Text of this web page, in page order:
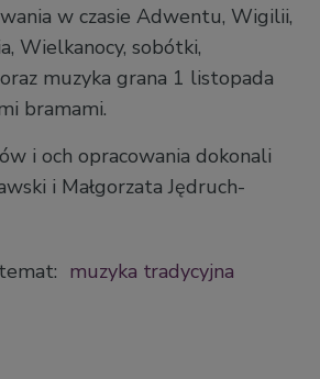
w czasie Adwentu, Wigilii,
Wielkanocy, sobótki,
muzyka grana 1 listopada
bramami.
i och opracowania dokonali
i Małgorzata Jędruch-
muzyka tradycyjna